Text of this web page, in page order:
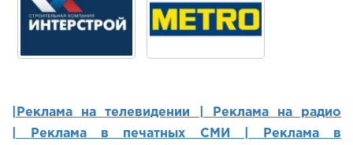
|Реклама на телевидении |
Реклама на радио
Реклама в печатных СМИ |
Реклама в